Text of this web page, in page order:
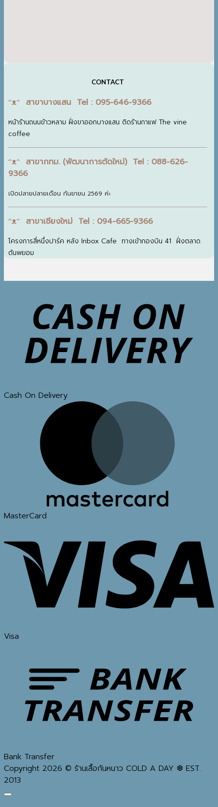
CONTACT
ᵔᴥᵔ สาขาบางแสน Tel : 095-646-9366
หน้าร้านถนนข้าวหลาม ฝั่งขาออกบางแสน ติดร้านกาแฟ The vine
coffee
ᵔᴥᵔ สาขากทม. (พัฒนาการตัดใหม่) Tel : 088-626-
9366
เปิดปลายปลายเดือน กันยายน 2569 ค่ะ
ᵔᴥᵔ สาขาเชียงใหม่ Tel : 094-665-9366
โครงการสี่หนึ่งปาร์ค หลัง Inbox Cafe ทางเข้ากองบิน 41 ฝั่งตลาด
ต้นพยอม
Cash On Delivery
MasterCard
Visa
Bank Transfer
Copyright 2026 © ร้านเสื้อกันหนาว COLD A DAY ❆ EST.
2013